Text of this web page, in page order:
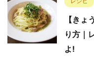
【き
り方｜
よ!